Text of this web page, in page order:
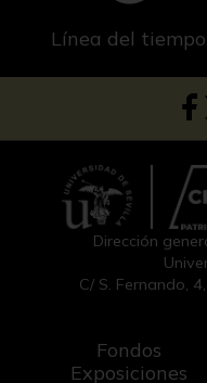
Línea del tiempo
Dirección
C/ S. Fernando,
Fondos
Exposiciones